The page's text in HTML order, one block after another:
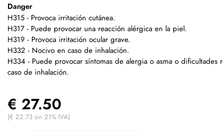
Danger
H315 - Provoca irritación cutánea.
H317 - Puede provocar una reacción alérgica en la piel.
H319 - Provoca irritación ocular grave.
H332 - Nocivo en caso de inhalación.
H334 - Puede provocar síntomas de alergia o asma o dificultades
caso de inhalación.
€ 27.50
(€ 22.73 sin 21% IVA)